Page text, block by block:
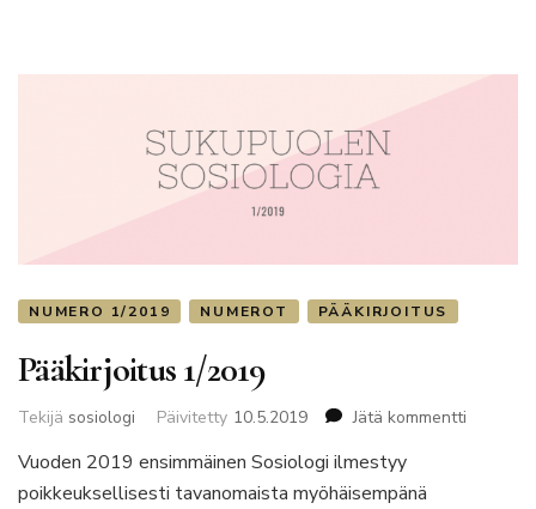
NUMERO 1/2019 NUMEROT PÄÄKIRJOITUS
Pääkirjoitus 1/2019
Tekijä sosiologi Päivitetty 10.5.2019 Jätä kommentti
Vuoden 2019 ensimmäinen Sosiologi ilmestyy
poikkeuksellisesti tavanomaista myöhäisempänä